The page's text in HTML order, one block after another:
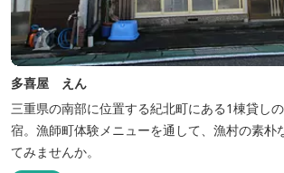
多喜屋 えん
三重県の南部に位置する紀北町にある1棟貸し
宿。漁師町体験メニューを通して、漁村の素朴
てみませんか。